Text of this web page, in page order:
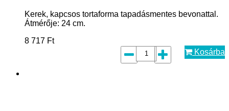
Kerek, kapcsos tortaforma tapadásmentes bevonattal.
Átmérője: 24 cm.
8 717 Ft
Kosárba